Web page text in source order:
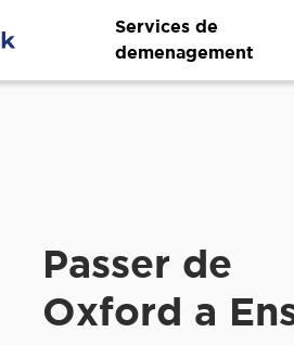
Services de
demenagement
Passer de
Oxford a